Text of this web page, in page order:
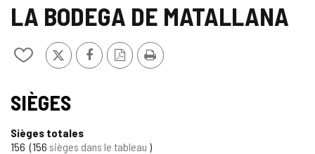
León
LA BODEGA DE MATALLANA
Ajouter/retirer
de
cahiers
X FacebookVersion
PDF
Imprimer
SIÈGES
Sièges totales
156
156 sièges dans le tableau